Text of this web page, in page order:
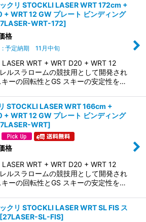
クリ STOCKLI LASER WRT 172cm +
+ WRT 12 GW プレート ビンディング
WRT-172]
格
: 予定納期 11月中旬
LASER WRT + WRT D20 + WRT 12
ルスラロームの競技用として開発され
キーの回転性とGS スキーの安定性を…
STOCKLI LASER WRT 166cm +
+ WRT 12 GW プレート ビンディング
WRT]
格
LASER WRT + WRT D20 + WRT 12
ルスラロームの競技用として開発され
キーの回転性とGS スキーの安定性を…
クリ STOCKLI LASER WRT SL FIS ス
[27LASER-SL-FIS]